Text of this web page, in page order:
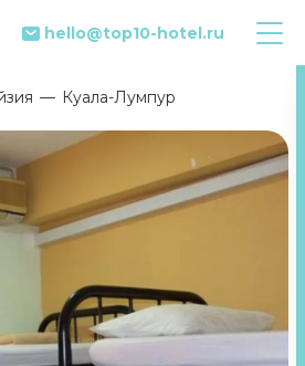
hello@top10-hotel.ru
Куала-Лумпур